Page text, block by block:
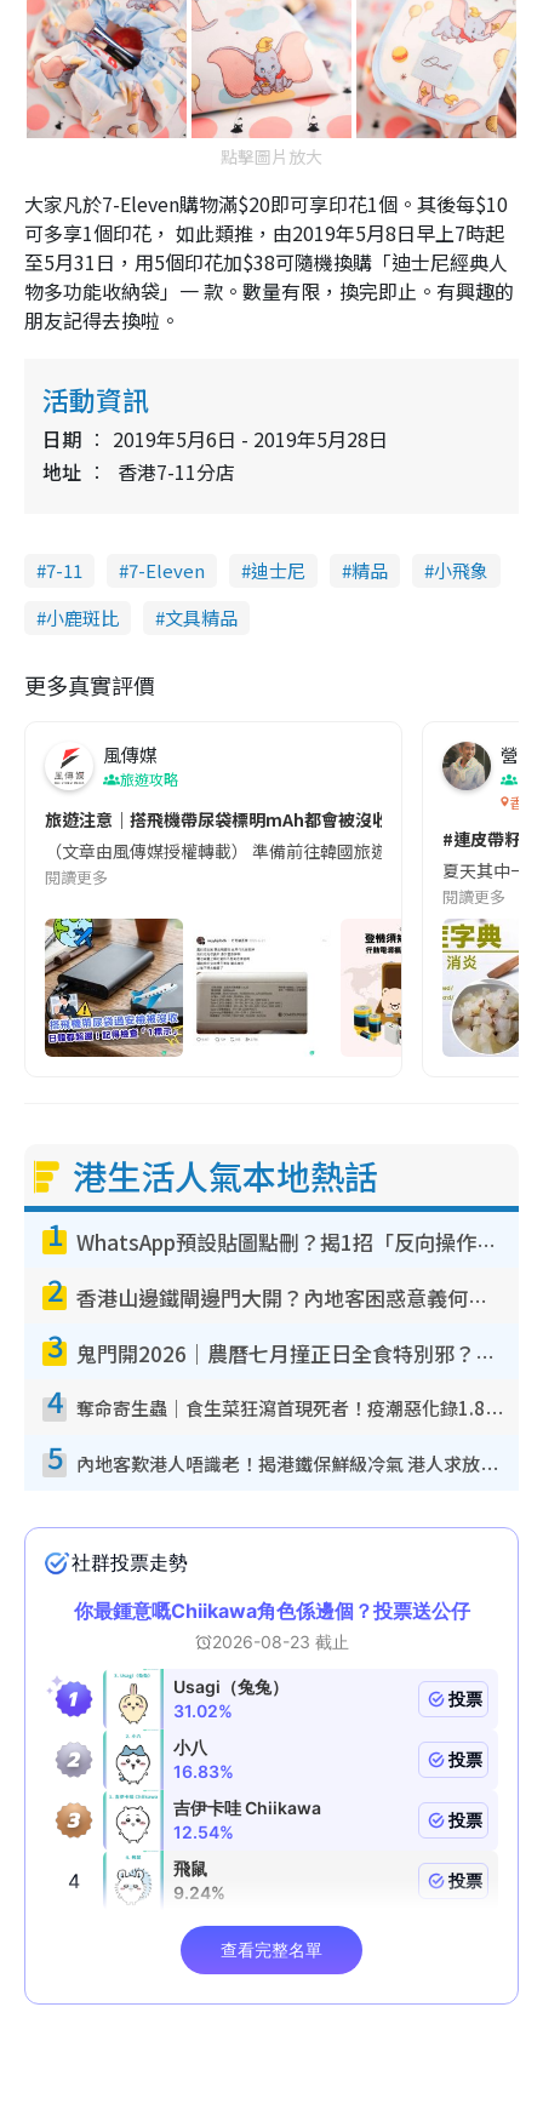
點擊圖片放大
大家凡於7-Eleven購物滿$20即可享印花1個。其後每$10
可多享1個印花， 如此類推，由2019年5月8日早上7時起
至5月31日，用5個印花加$38可隨機換購「迪士尼經典人
物多功能收納袋」一 款。數量有限，換完即止。有興趣的
朋友記得去換啦。
活動資訊
日期
2019年5月6日 - 2019年5月28日
地址
香港7-11分店
7-11 7-Eleven 迪士尼 精品
小飛象
小鹿斑比
文具精品
更多真實評價
風傳媒
旅遊攻略
旅遊注意｜搭飛機帶尿袋標明mAh都會被沒收😱出發前切記檢查
（文章由風傳媒授權轉載） 準備前往韓國旅遊的民眾，近期要
閱讀更多
營養
香港
#連皮帶籽
夏天其中一
閱讀更多
港生活人氣本地熱話
1 WhatsApp預設貼圖點刪？揭1招「反向操作」還原簡潔介面 附3步實測教學
2 香港山邊鐵閘邊門大開？內地客困惑意義何在！網民神回覆：呢種叫法理性防禦
3 鬼門開2026｜農曆七月撞正日全食特別邪？專家警告切忌做一事！揭4大禁忌+2招保平安
4 奪命寄生蟲｜食生菜狂瀉首現死者！疫潮惡化錄1.8萬宗病例 揭洗菜3大謬誤
5 內地客歎港人唔識老！揭港鐵保鮮級冷氣 港人求放過：咪投訴